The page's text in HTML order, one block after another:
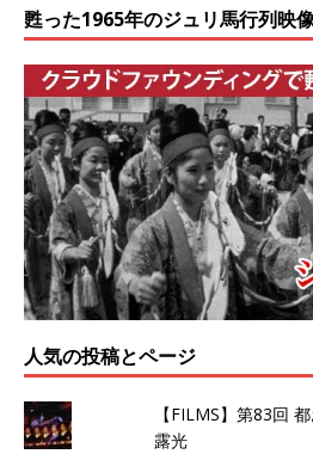
甦った1965年のジュリ馬行列映
人気の投稿とページ
【FILMS】第83回
露光